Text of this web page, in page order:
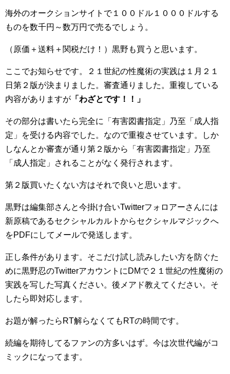
海外のオークションサイトで１００ドル１０００ドルする
ものを数千円～数万円で売るでしょう。
（原価＋送料＋関税だけ！）黒野も買うと思います。
ここでお知らせです。２１世紀の性魔術の実践は１月２１
日第２版が決まりました。審査通りました。重複している
内容がありますが 「わざとです！！」
その部分は書いたら完全に「有害図書指定」乃至「成人指
定」を受ける内容でした。なので重複させています。しか
しなんとか審査が通り第２版から「有害図書指定」乃至
「成人指定」されることがなく発行されます。
第２版買いたくない方はそれで良いと思います。
黒野は編集部さんと今掛け合いTwitterフォロアーさんには
新原稿であるセクシャルカルトからセクシャルマジックへ
をPDFにしてメールで発送します。
正し条件があります。そこだけ試し読みしたい方を防ぐた
めに黒野忍のTwitterアカウントにDMで２１世紀の性魔術の
実践を写した写真ください。後メアド教えてください。そ
したら即対応します。
お題が解ったらRT解らなくてもRTの時間です。
続編を期待してるファンの方多いはず。今は次世代編がコ
ミックになってます。